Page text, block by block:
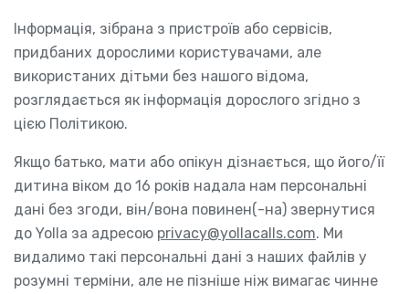
Інформація, зібрана з пристроїв або сервісів,
придбаних дорослими користувачами, але
використаних дітьми без нашого відома,
розглядається як інформація дорослого згідно з
цією Політикою.
Якщо батько, мати або опікун дізнається, що його/її
дитина віком до 16 років надала нам персональні
дані без згоди, він/вона повинен(-на) звернутися
до Yolla за адресою privacy@yollacalls.com. Ми
видалимо такі персональні дані з наших файлів у
розумні терміни, але не пізніше ніж вимагає чинне